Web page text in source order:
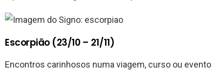
Escorpião (23/10 – 21/11)
Encontros carinhosos numa viagem, curso ou evento